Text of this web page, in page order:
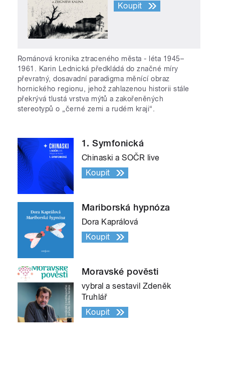
Koupit
Románová kronika ztraceného města - léta 1945–
1961. Karin Lednická předkládá do značné míry
převratný, dosavadní paradigma měnící obraz
hornického regionu, jehož zahlazenou historii stále
překrývá tlustá vrstva mýtů a zakořeněných
stereotypů o „černé zemi a rudém kraji“.
1. Symfonická
Chinaski a SOČR live
Koupit
Mariborská hypnóza
Dora Kaprálová
Koupit
Moravské pověsti
vybral a sestavil Zdeněk
Truhlář
Koupit